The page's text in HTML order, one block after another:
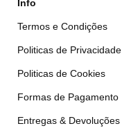
Info
Termos e Condições
Politicas de Privacidade
Politicas de Cookies
Formas de Pagamento
Entregas & Devoluções